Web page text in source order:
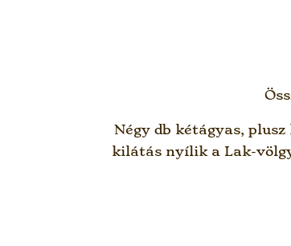
Négy db kétágyas,
kilátás nyílik a Lak-